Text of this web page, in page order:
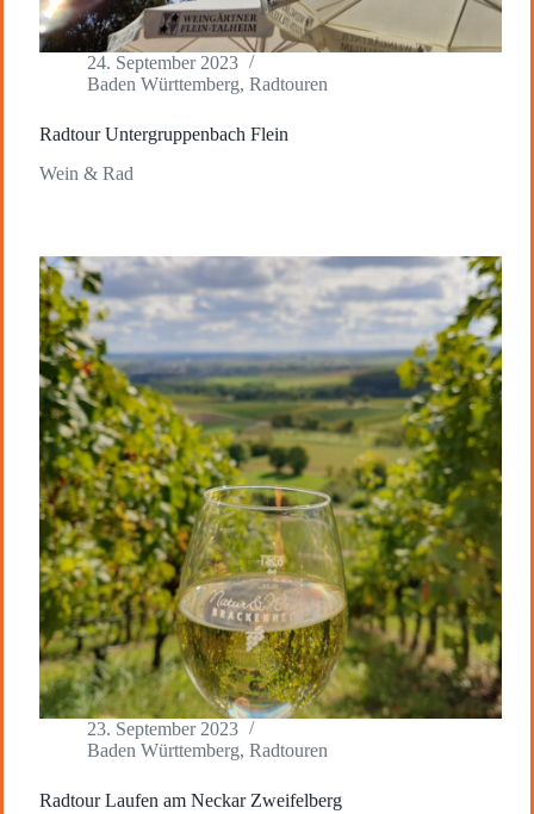
24. September 2023
Baden Württemberg, Radtouren
Radtour Untergruppenbach Flein
Wein & Rad
23. September 2023
Baden Württemberg, Radtouren
Radtour Laufen am Neckar Zweifelberg